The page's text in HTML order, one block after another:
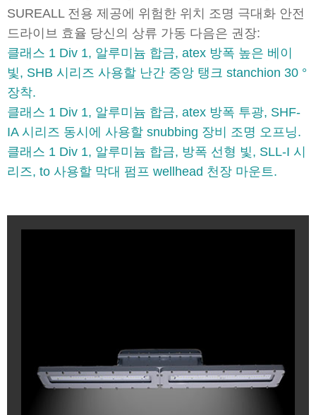
SUREALL 전용 제공에 위험한 위치 조명 극대화 안전
드라이브 효율 당신의 상류 가동 다음은 권장:
클래스 1 Div 1, 알루미늄 합금, atex 방폭 높은 베이
빛, SHB 시리즈 사용할 난간 중앙 탱크 stanchion 30 °
장착.
클래스 1 Div 1, 알루미늄 합금, atex 방폭 투광, SHF-
IA 시리즈 동시에 사용할 snubbing 장비 조명 오프닝.
클래스 1 Div 1, 알루미늄 합금, 방폭 선형 빛, SLL-I 시
리즈, to 사용할 막대 펌프 wellhead 천장 마운트.